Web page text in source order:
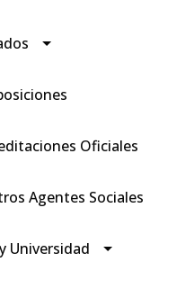
Oficiales
Agentes Sociales
Universidad